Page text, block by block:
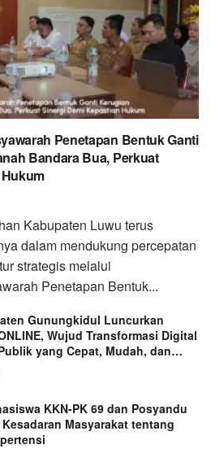
Penetapan Bentuk Ganti
Bandara Bua, Perkuat
Kabupaten Luwu terus
dalam mendukung percepatan
strategis melalui
Penetapan Bentuk...
Gunungkidul Luncurkan
Wujud Transformasi Digital
yang Cepat, Mudah, dan
KKN-PK 69 dan Posyandu
Masyarakat tentang